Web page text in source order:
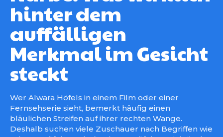
hinter dem
auffälligen
Merkmal im Gesicht
steckt
Wer Alwara Höfels in einem Film oder einer
Fernsehserie sieht, bemerkt häufig einen
bläulichen Streifen auf ihrer rechten Wange.
Deshalb suchen viele Zuschauer nach Begriffen wie